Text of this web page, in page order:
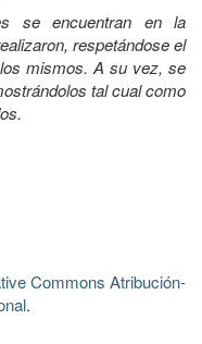
se encuentran en la
respetándose el
mismos. A su vez, se
tal cual como
Commons Atribución-
.